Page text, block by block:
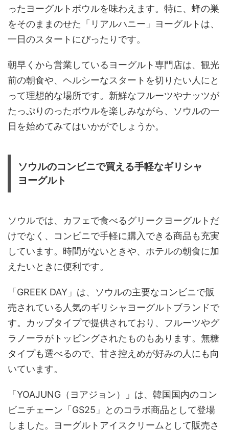
ったヨーグルトボウルを味わえます。特に、蜂の巣
をそのままのせた「リアルハニー」ヨーグルトは、
一日のスタートにぴったりです。
朝早くから営業しているヨーグルト専門店は、観光
前の朝食や、ヘルシーなスタートを切りたい人にと
って理想的な場所です。新鮮なフルーツやナッツが
たっぷりのったボウルを楽しみながら、ソウルの一
日を始めてみてはいかがでしょうか。
ソウルのコンビニで買える手軽なギリシャ
ヨーグルト
ソウルでは、カフェで食べるグリークヨーグルトだ
けでなく、コンビニで手軽に購入できる商品も充実
しています。時間がないときや、ホテルの朝食に加
えたいときに便利です。
「GREEK DAY」は、ソウルの主要なコンビニで販
売されている人気のギリシャヨーグルトブランドで
す。カップタイプで提供されており、フルーツやグ
ラノーラがトッピングされたものもあります。無糖
タイプも選べるので、甘さ控えめが好みの人にも向
いています。
「YOAJUNG（ヨアジョン）」は、韓国国内のコン
ビニチェーン「GS25」とのコラボ商品として登場
しました。ヨーグルトアイスクリームとして販売さ